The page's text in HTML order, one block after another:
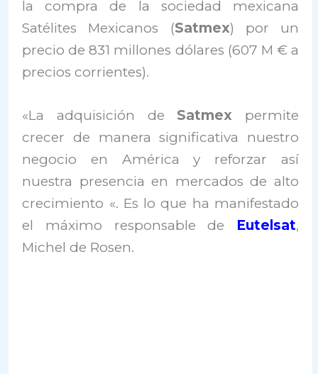
la compra de la sociedad mexicana
Satélites Mexicanos (Satmex) por un
precio de 831 millones dólares (607 M € a
precios corrientes).
«La adquisición de Satmex permite
crecer de manera significativa nuestro
negocio en América y reforzar así
nuestra presencia en mercados de alto
crecimiento «. Es lo que ha manifestado
el máximo responsable de Eutelsat,
Michel de Rosen.